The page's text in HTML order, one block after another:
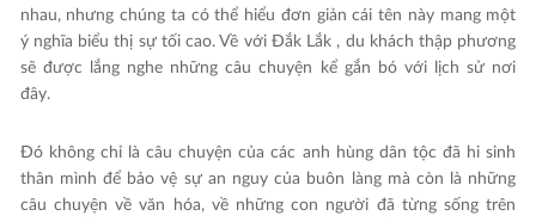
nhau, nhưng chúng ta có thể hiểu đơn giản cái tên này mang một
ý nghĩa biểu thị sự tối cao. Về với Đắk Lắk , du khách thập phương
sẽ được lắng nghe những câu chuyện kể gắn bó với lịch sử nơi
đây.
Đó không chỉ là câu chuyện của các anh hùng dân tộc đã hi sinh
thân mình để bảo vệ sự an nguy của buôn làng mà còn là những
câu chuyện về văn hóa, về những con người đã từng sống trên